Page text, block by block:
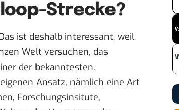
Strecke?
ist deshalb interessant, weil
Welt versuchen, das
der bekanntesten.
Ansatz, nämlich eine Art
Forschungsinsitute,